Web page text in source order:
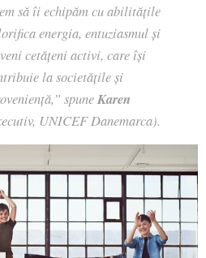
să îi echipăm cu abilitățile
energia, entuziasmul și
cetățeni activi, care își
la societățile și
spuneKaren
UNICEF Danemarca).